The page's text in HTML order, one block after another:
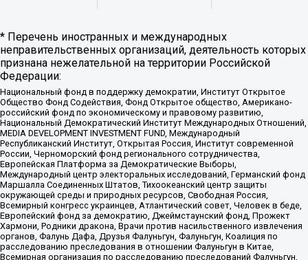
* Перечень иностранных и международных
неправительственных организаций, деятельность которых
признана нежелательной на территории Российской
Федерации:
Национальный фонд в поддержку демократии, Институт Открытое
Общество Фонд Содействия, Фонд Открытое общество, Американо-
российский фонд по экономическому и правовому развитию,
Национальный Демократический Институт Международных Отношений,
MEDIA DEVELOPMENT INVESTMENT FUND, Международный
Республиканский Институт, Открытая Россия, Институт современной
России, Черноморский фонд регионального сотрудничества,
Европейская Платформа за Демократические Выборы,
Международный центр электоральных исследований, Германский фонд
Маршалла Соединенных Штатов, Тихоокеанский центр защиты
окружающей среды и природных ресурсов, Свободная Россия,
Всемирный конгресс украинцев, Атлантический совет, Человек в беде,
Европейский фонд за демократию, Джеймстаунский фонд, Прожект
Хармони, Родники дракона, Врачи против насильственного извлечения
органов, Фалунь Дафа, Друзья Фалуньгун, Фалуньгун, Коалиция по
расследованию преследования в отношении Фалуньгун в Китае,
Всемирная организация по расследованию преследований Фалуньгун,